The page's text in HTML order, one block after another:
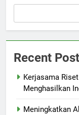
Recent
Kerjasama
Menghasilkan
Meningkatkan